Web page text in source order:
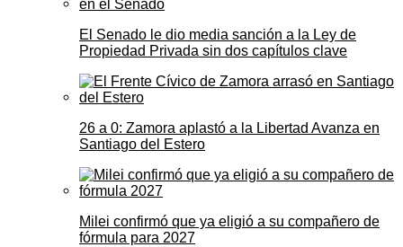
El Senado le dio media sanción a la Ley de
Propiedad Privada sin dos capítulos clave
26 a 0: Zamora aplastó a la Libertad Avanza en
Santiago del Estero
Milei confirmó que ya eligió a su compañero de
fórmula para 2027